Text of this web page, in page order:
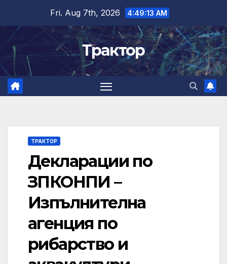
content
Fri. Aug 7th, 2026 4:49:13 AM
Трактор
ТРАКТОР
Декларации по
ЗПКОНПИ –
Изпълнителна
агенция по
рибарство и